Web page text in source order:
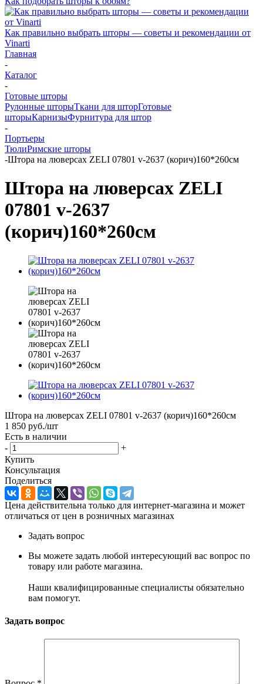
Как правильно выбрать шторы — советы и рекомендации от
Vinarti
Главная
-
Каталог
-
Готовые шторы
Рулонные шторыТкани для шторГотовые
шторыКарнизыФурнитура для штор
-
Портьеры
ТюлиРимские шторы
-Штора на люверсах ZELI 07801 v-2637 (корич)160*260см
Штора на люверсах ZELI
07801 v-2637
(корич)160*260см
Штора на люверсах ZELI 07801 v-2637 (корич)160*260см
1 850 руб./шт
Есть в наличии
-
+
Купить
Консультация
Поделиться
Цена действительна только для интернет-магазина и может
отличаться от цен в розничных магазинах
Задать вопрос
Вы можете задать любой интересующий вас вопрос по
товару или работе магазина.
Наши квалифицированные специалисты обязательно
вам помогут.
Задать вопрос